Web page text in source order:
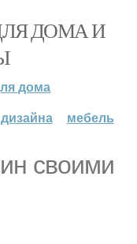
ДОМА И
дома
мебель
своими